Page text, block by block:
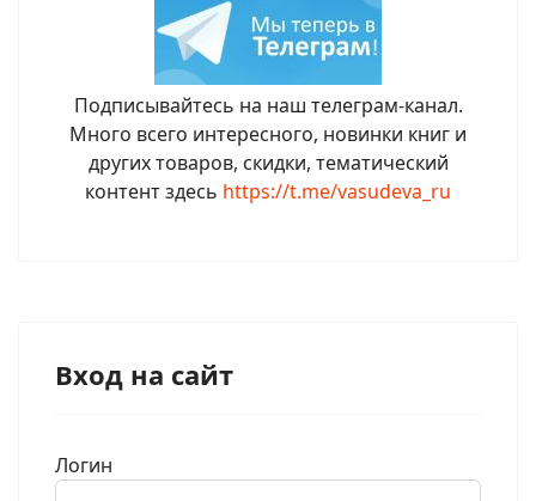
Подписывайтесь на наш телеграм-канал.
Много всего интересного, новинки книг и
других товаров, скидки, тематический
контент здесь https://t.me/vasudeva_ru
Вход на сайт
Логин